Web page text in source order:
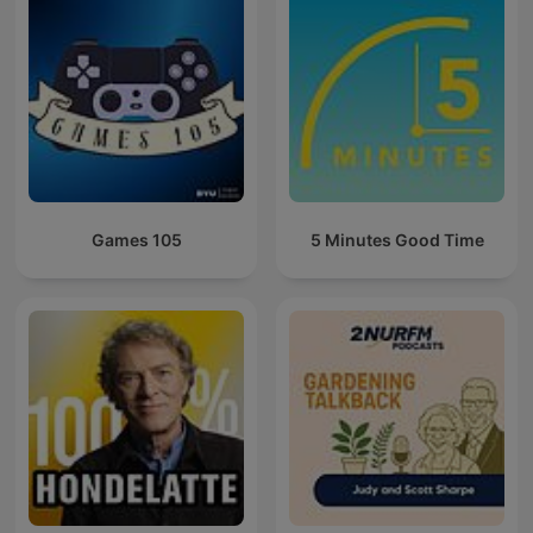
Games 105 5 Minutes Good Time